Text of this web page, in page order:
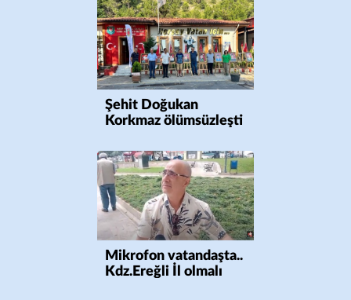
Şehit Doğukan
Korkmaz ölümsüzleşti
Mikrofon vatandaşta..
Kdz.Ereğli İl olmalı